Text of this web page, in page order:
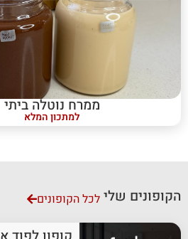
ממרח נוטלה ביתי
למתכון המלא
הקופונים שלי לכל הקופונים